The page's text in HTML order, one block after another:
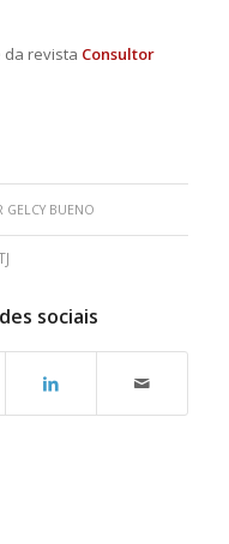
da revista Consultor
GELCY BUENO
sociais